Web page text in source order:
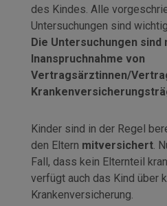
des Kindes. Alle
Untersuchungen sind
Die Untersuchungen sind
Inanspruchnahme von
Vertragsärztinnen/
Kinder sind in der Regel
den Eltern mitversichert.
Fall, dass kein Elternteil
verfügt auch das Kind über
Krankenversicherung.